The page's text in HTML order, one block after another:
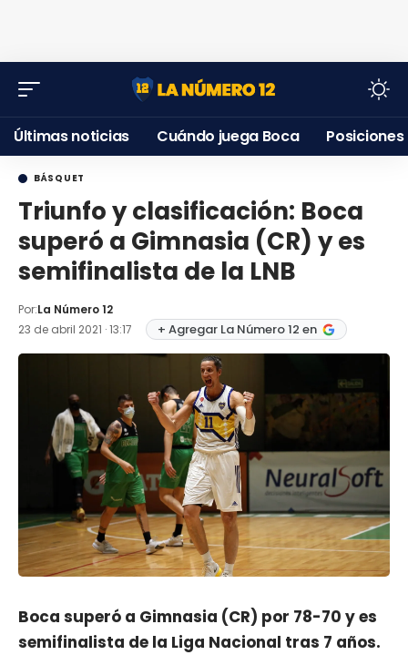
Últimas noticias Cuándo juega Boca Posiciones
BÁSQUET
Triunfo y clasificación: Boca
superó a Gimnasia (CR) y es
semifinalista de la LNB
Por:La Número 12
23 de abril 2021 · 13:17
+ Agregar La Número 12 en
Boca superó a Gimnasia (CR) por 78-70 y es
semifinalista de la Liga Nacional tras 7 años.